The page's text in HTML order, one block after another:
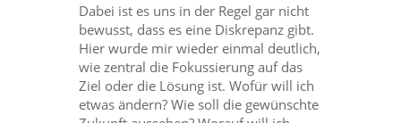
Dabei ist es uns in der Regel gar nicht
bewusst, dass es eine Diskrepanz gibt.
Hier wurde mir wieder einmal deutlich,
wie zentral die Fokussierung auf das
Ziel oder die Lösung ist. Wofür will ich
etwas ändern? Wie soll die gewünschte